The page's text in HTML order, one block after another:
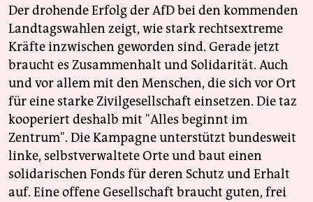
Der drohende Erfolg der AfD bei den kommenden
Landtagswahlen zeigt, wie stark rechtsextreme
Kräfte inzwischen geworden sind. Gerade jetzt
braucht es Zusammenhalt und Solidarität. Auch
und vor allem mit den Menschen, die sich vor Ort
für eine starke Zivilgesellschaft einsetzen. Die taz
kooperiert deshalb mit "Alles beginnt im
Zentrum". Die Kampagne unterstützt bundesweit
linke, selbstverwaltete Orte und baut einen
solidarischen Fonds für deren Schutz und Erhalt
auf. Eine offene Gesellschaft braucht guten, frei